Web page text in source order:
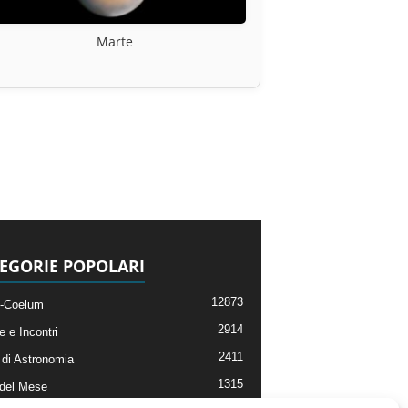
Marte
POPOLARI
Coelum 12873
e Incontri 2914
Astronomia 2411
Mese 1315